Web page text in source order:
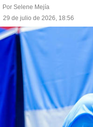
Por Selene Mejía
29 de julio de 2026, 18:56